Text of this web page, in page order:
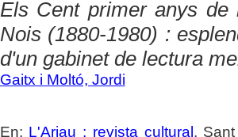
Els Cent primer anys
Nois (1880-1980) :
d'un gabinet de lectura
Gaitx i Moltó, Jordi
En: L'Arjau : revista cultural .